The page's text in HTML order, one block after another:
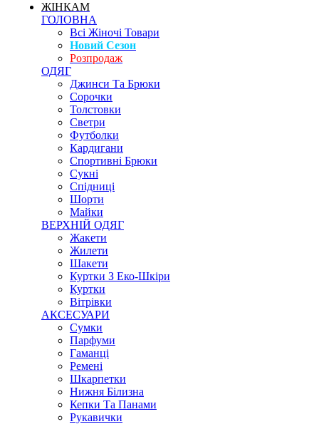
ЖІНКАМ
ГОЛОВНА
Всі Жіночі Товари
Новий Сезон
Розпродаж
ОДЯГ
Джинси Та Брюки
Сорочки
Толстовки
Светри
Футболки
Кардигани
Спортивні Брюки
Сукні
Спідниці
Шорти
Майки
ВЕРХНІЙ ОДЯГ
Жакети
Жилети
Шакети
Куртки З Еко-Шкіри
Куртки
Вітрівки
АКСЕСУАРИ
Сумки
Парфуми
Гаманці
Ремені
Шкарпетки
Нижня Білизна
Кепки Та Панами
Рукавички